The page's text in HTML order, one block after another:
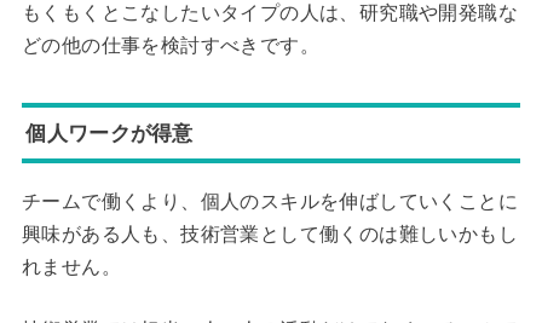
もくもくとこなしたいタイプの人は、研究職や開発職な
どの他の仕事を検討すべきです。
個人ワークが得意
チームで働くより、個人のスキルを伸ばしていくことに
興味がある人も、技術営業として働くのは難しいかもし
れません。